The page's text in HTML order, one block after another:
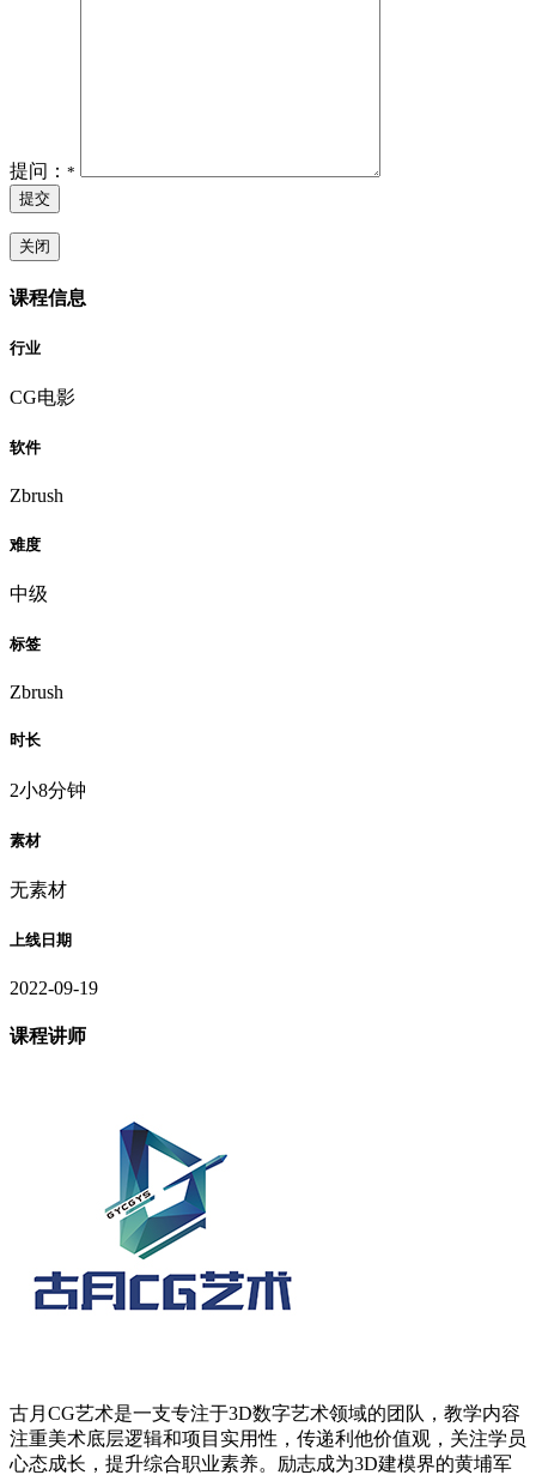
提问： *
提交
关闭
课程信息
行业
CG电影
软件
Zbrush
难度
中级
标签
Zbrush
时长
2小8分钟
素材
无素材
上线日期
2022-09-19
课程讲师
古月CG艺术是一支专注于3D数字艺术领域的团队，教学内容
注重美术底层逻辑和项目实用性，传递利他价值观，关注学员
心态成长，提升综合职业素养。励志成为3D建模界的黄埔军